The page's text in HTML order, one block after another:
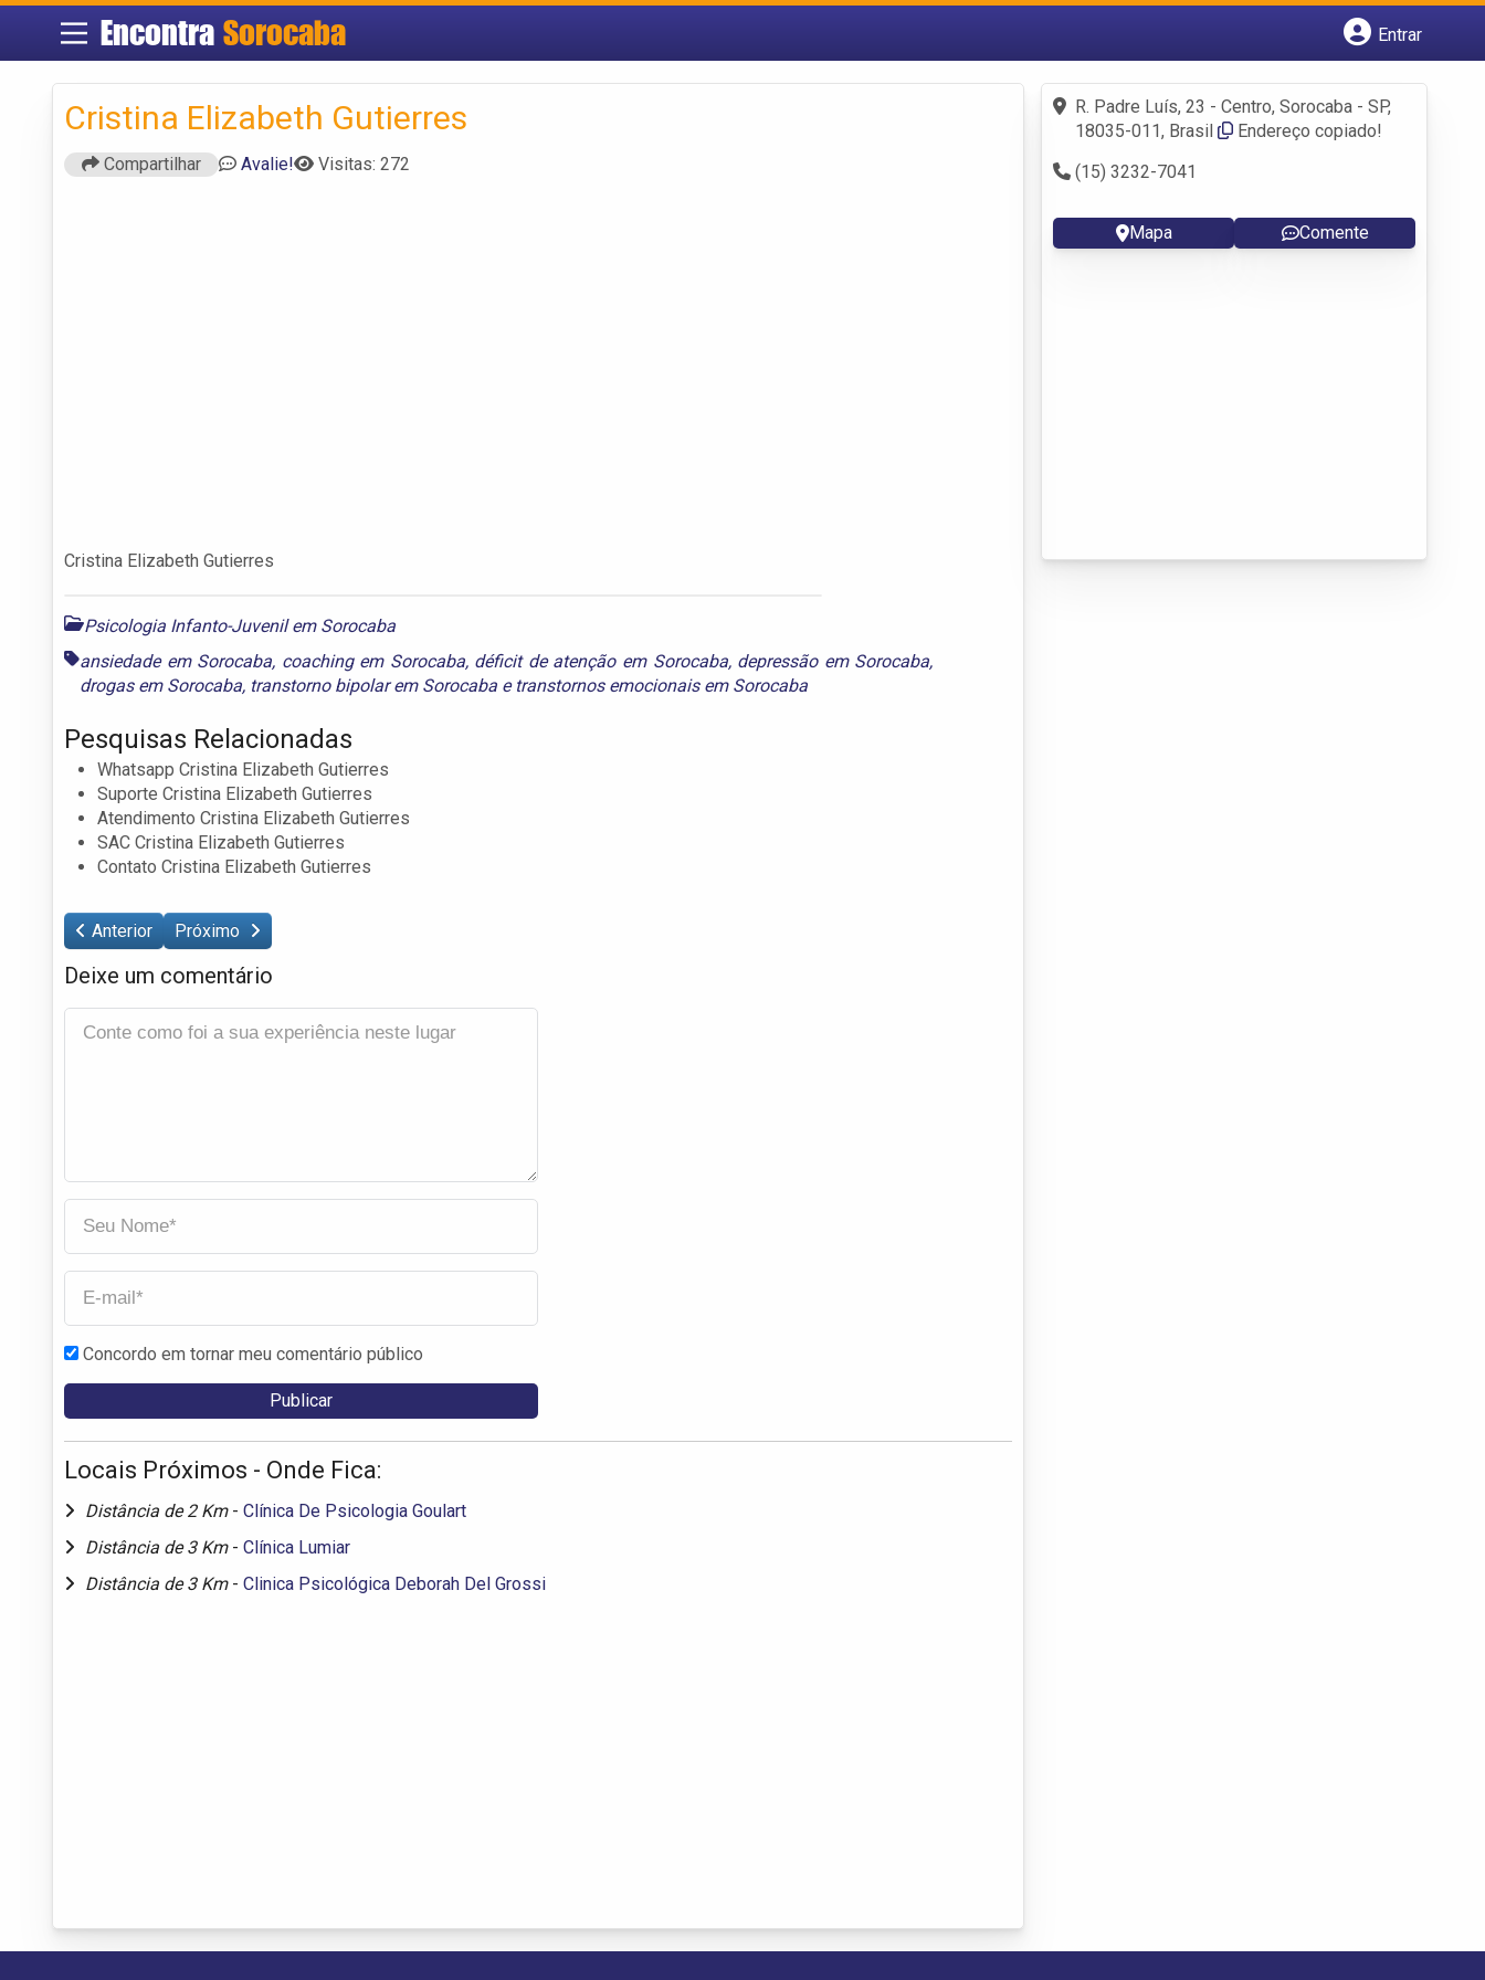
Encontra Sorocaba
Entrar
Fazer login
Criar conta
Cristina Elizabeth Gutierres
Compartilhar Avalie! Visitas: 272
Cristina Elizabeth Gutierres
Psicologia Infanto-Juvenil em Sorocaba
ansiedade em Sorocaba, coaching em Sorocaba, déficit de atenção em Sorocaba, depressão em Sorocaba,
drogas em Sorocaba, transtorno bipolar em Sorocaba e transtornos emocionais em Sorocaba
Pesquisas Relacionadas
Whatsapp Cristina Elizabeth Gutierres
Suporte Cristina Elizabeth Gutierres
Atendimento Cristina Elizabeth Gutierres
SAC Cristina Elizabeth Gutierres
Contato Cristina Elizabeth Gutierres
Anterior Próximo
Deixe um comentário
Concordo em tornar meu comentário público
Locais Próximos - Onde Fica:
Distância de 2 Km - Clínica De Psicologia Goulart
Distância de 3 Km - Clínica Lumiar
Distância de 3 Km - Clinica Psicológica Deborah Del Grossi
R. Padre Luís, 23 - Centro, Sorocaba - SP,
18035-011, Brasil
Endereço copiado!
(15) 3232-7041
Mapa Comente